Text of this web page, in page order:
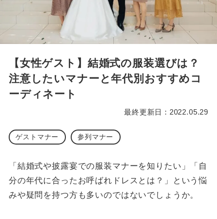
【女性ゲスト】結婚式の服装選びは？
注意したいマナーと年代別おすすめコ
ーディネート
最終更新日 : 2022.05.29
ゲストマナー 参列マナー
「結婚式や披露宴での服装マナーを知りたい」「自
分の年代に合ったお呼ばれドレスとは？」という悩
みや疑問を持つ方も多いのではないでしょうか。